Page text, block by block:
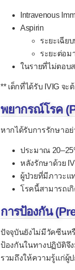
Intravenous
Aspirin
ระยะเฉีย
ระยะต่อม
ในรายที่ไม่ตอบ
** เด็กที่ได้รับ IVIG จะ
พยากรณ์โรค
หากได้รับการรักษาอ
ประมาณ
หลังรักษาด้วย
ผู้ป่วยที่มีภาวะแ
โรคนี้สามารถเ
การป้องกัน
ปัจจุบันยังไม่มีวัคซีนห
ป้องกันในทางปฏิบัติจึง
รวมถึงให้ความรู้แก่ผู้